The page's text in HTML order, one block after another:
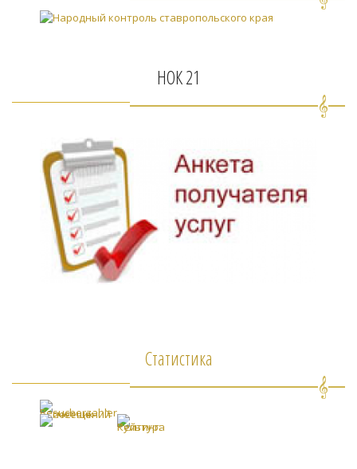
НОК 21
Статистика